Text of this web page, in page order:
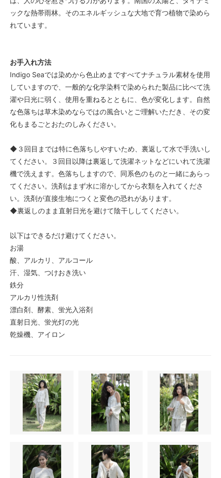
ックな熱帯雨林。そのエネルギッシュな大地で育つ植物で染めら
れています。
お手入れ方法
Indigo Seaでは染めから色止めまですべてナチュラル素材を使用
していますので、一般的な化学染料で染められた製品に比べて洗
濯や日光に弱く、使用を重ねるとともに、色が変化します。自然
な色落ちは草木染めならではの風合いとご理解いただき、その変
化もまるごとおたのしみください。
◆３回目までは特に色落ちしやすいため、裏返して水で手洗いし
てください。３回目以降は裏返して洗濯ネットなどにいれて洗濯
機で洗えます。色落ちしますので、同系色のものと一緒にあらっ
てください。洗剤はまず水に溶かしてから衣類を入れてくださ
い。洗剤が直接生地につくと変色の恐れがあります。
◆裏返しのまま直射日光を避けて陰干ししてください。
以下はできるだけ避けてください。
お湯
酸、アルカリ、アルコール
汗、湿気、つけおき洗い
鉄分
アルカリ性洗剤
漂白剤、酵素、蛍光入浴剤
直射日光、蛍光灯の光
乾燥機、アイロン